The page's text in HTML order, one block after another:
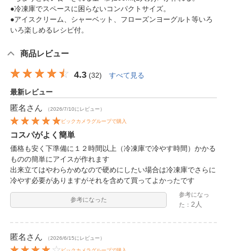
●冷凍庫でスペースに困らないコンパクトサイズ。
●アイスクリーム、シャーベット、フローズンヨーグルト等いろ
いろ楽しめるレシピ付。
商品レビュー
4.3 (32) すべて見る
最新レビュー
匿名 さん （2026/7/10にレビュー）
ビックカメラグループで購入
コスパがよく簡単
価格も安く下準備に１２時間以上（冷凍庫で冷やす時間）かかる
ものの簡単にアイスが作れます
出来立てはやわらかめなので硬めにしたい場合は冷凍庫でさらに
冷やす必要がありますがそれを含めて買ってよかったです
参考になった
参考になっ
た：2人
匿名 さん （2026/6/15にレビュー）